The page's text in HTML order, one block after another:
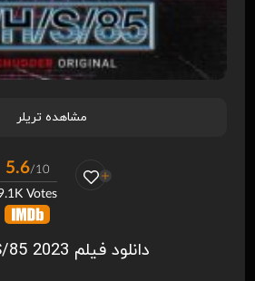
مشاهده تریلر
5.6/10
Votes
دانلود فیلم V/H/S/85 2023